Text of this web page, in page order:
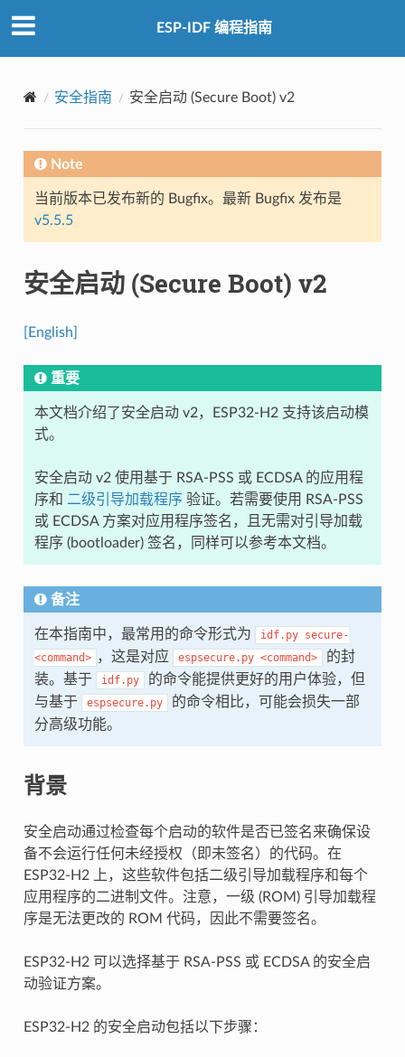
ESP-IDF 编程指南
安全指南 安全启动 (Secure Boot) v2
Note
当前版本已发布新的 Bugfix。最新 Bugfix 发布是
v5.5.5
安全启动 (Secure Boot) v2
[English]
重要
本文档介绍了安全启动 v2，ESP32-H2 支持该启动模
式。
安全启动 v2 使用基于 RSA-PSS 或 ECDSA 的应用程
序和 二级引导加载程序 验证。若需要使用 RSA-PSS
或 ECDSA 方案对应用程序签名，且无需对引导加载
程序 (bootloader) 签名，同样可以参考本文档。
备注
在本指南中，最常用的命令形式为 idf.py secure-
<command> ，这是对应 espsecure.py <command>
的封
装。基于
idf.py
的命令能提供更好的用户体验，但
与基于
espsecure.py
的命令相比，可能会损失一部
分高级功能。
背景
安全启动通过检查每个启动的软件是否已签名来确保设
备不会运行任何未经授权（即未签名）的代码。在
ESP32-H2 上，这些软件包括二级引导加载程序和每个
应用程序的二进制文件。注意，一级 (ROM) 引导加载程
序是无法更改的 ROM 代码，因此不需要签名。
ESP32-H2 可以选择基于 RSA-PSS 或 ECDSA 的安全启
动验证方案。
ESP32-H2 的安全启动包括以下步骤：